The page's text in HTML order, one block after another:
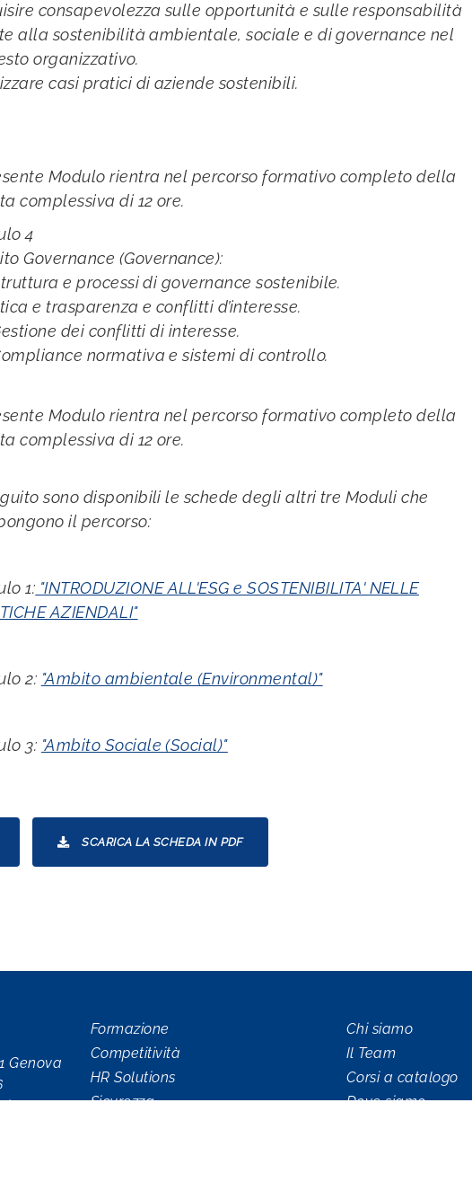
consapevolezza sulle opportunità e sulle responsabilità
alla sostenibilità ambientale, sociale e di governance nel
organizzativo.
casi pratici di aziende sostenibili.
Modulo rientra nel percorso formativo completo della
complessiva di 12 ore.
4
Governance (Governance):
e processi di governance sostenibile.
e trasparenza e conflitti d’interesse.
dei conflitti di interesse.
normativa e sistemi di controllo.
Modulo rientra nel percorso formativo completo della
complessiva di 12 ore.
sono disponibili le schede degli altri tre Moduli che
il percorso:
1: "INTRODUZIONE ALL'ESG e SOSTENIBILITA' NELLE
AZIENDALI"
2: "Ambito ambientale (Environmental)"
3: "Ambito Sociale (Social)"
SCARICA LA SCHEDA IN PDF
Genova
Formazione
Competitività
HR Solutions
Sicurezza
Chi siamo
Il Team
Corsi a catalogo
Dove siamo